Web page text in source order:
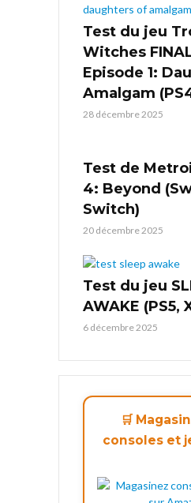
Test du jeu
Witches
Episode 1:
Amalgam
28 décembre 2025
Test de
4: Beyond
Switch)
20 décembre 2025
Test du jeu
AWAKE (PS5,
6 décembre 2025
🛒
consoles et